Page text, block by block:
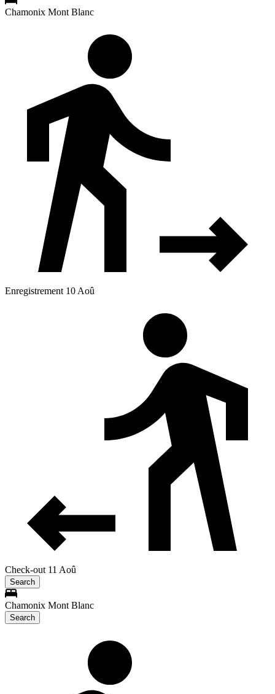
Chamonix Mont Blanc
Enregistrement 10 Aoû
Check-out 11 Aoû
Search
Chamonix Mont Blanc
Search